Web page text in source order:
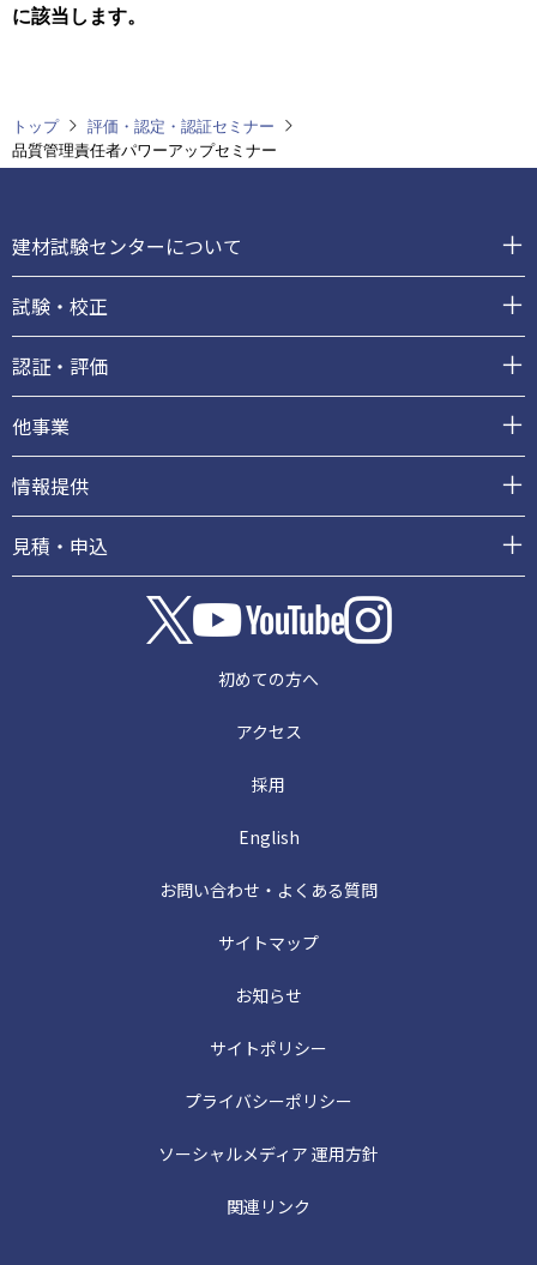
に該当します。
トップ
評価・認定・認証セミナー
品質管理責任者パワーアップセミナー
ッ
タ
ー
建材試験センターについて
試験・校正
認証・評価
他事業
情報提供
見積・申込
初めての方へ
アクセス
採用
English
お問い合わせ・よくある質問
サイトマップ
お知らせ
サイトポリシー
プライバシーポリシー
ソーシャルメディア 運用方針
関連リンク